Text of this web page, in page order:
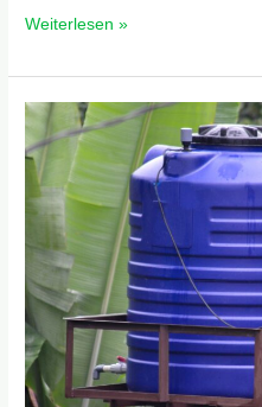
Weiterlesen »
Wasser
effizient
managen:
Nachhaltigkeit
beginnt
im
eigenen
Garten